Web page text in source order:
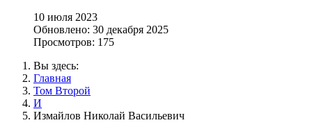
10 июля 2023
Обновлено: 30 декабря 2025
Просмотров: 175
Вы здесь:
Главная
Том Второй
И
Измайлов Николай Васильевич